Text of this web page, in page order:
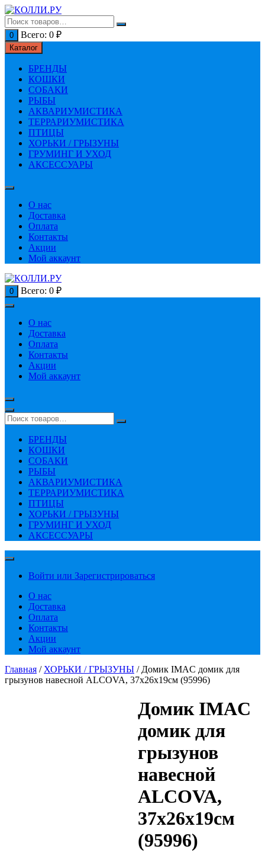
Перейти
к
содержимому
0 Всего: 0 ₽
Каталог
БРЕНДЫ
КОШКИ
СОБАКИ
РЫБЫ
АКВАРИУМИСТИКА
ТЕРРАРИУМИСТИКА
ПТИЦЫ
ХОРЬКИ / ГРЫЗУНЫ
ГРУМИНГ И УХОД
АКСЕССУАРЫ
О нас
Доставка
Оплата
Контакты
Акции
Мой аккаунт
0 Всего: 0 ₽
О нас
Доставка
Оплата
Контакты
Акции
Мой аккаунт
БРЕНДЫ
КОШКИ
СОБАКИ
РЫБЫ
АКВАРИУМИСТИКА
ТЕРРАРИУМИСТИКА
ПТИЦЫ
ХОРЬКИ / ГРЫЗУНЫ
ГРУМИНГ И УХОД
АКСЕССУАРЫ
Войти или Зарегистрироваться
О нас
Доставка
Оплата
Контакты
Акции
Мой аккаунт
Главная / ХОРЬКИ / ГРЫЗУНЫ / Домик IMAC домик для
грызунов навесной ALCOVA, 37х26х19см (95996)
Домик IMAC
домик для
грызунов
навесной
ALCOVA,
37х26х19см
(95996)